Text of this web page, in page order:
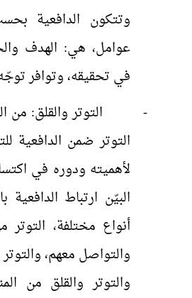
وتتكون الدافعية
عوامل، هي: الهدف
في تحقيقه، وتوافر
-
التوتر والقلق:
التوتر ضمن الدافعية
لأهميته ودوره في
البيّن ارتباط الدافعية
أنواع مختلفة، التوتر
والتواصل معهم،
والتوتر والقلق من